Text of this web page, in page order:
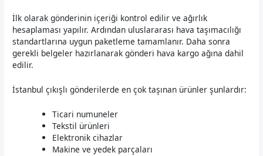
İlk olarak gönderinin içeriği kontrol edilir ve ağırlık
hesaplaması yapılır. Ardından uluslararası hava taşımacılığı
standartlarına uygun paketleme tamamlanır. Daha sonra
gerekli belgeler hazırlanarak gönderi hava kargo ağına dahil
edilir.
İstanbul çıkışlı gönderilerde en çok taşınan ürünler şunlardır:
Ticari numuneler
Tekstil ürünleri
Elektronik cihazlar
Makine ve yedek parçaları